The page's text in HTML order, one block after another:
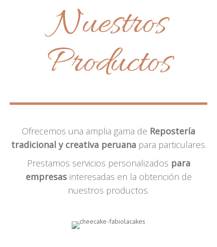
Nuestros
Productos
Ofrecemos una amplia gama de Repostería
tradicional y creativa peruanapara particulares.
Prestamos servicios personalizados para
empresasinteresadas en la obtención de
nuestros productos.